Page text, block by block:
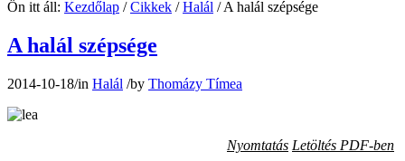
Ön itt áll: Kezdőlap / Cikkek / Halál / A halál szépsége
A halál szépsége
2014-10-18/in Halál /by Thomázy Tímea
Nyomtatás Letöltés PDF-ben